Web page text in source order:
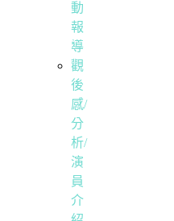
動
報
導
觀
後
感/
分
析/
演
員
介